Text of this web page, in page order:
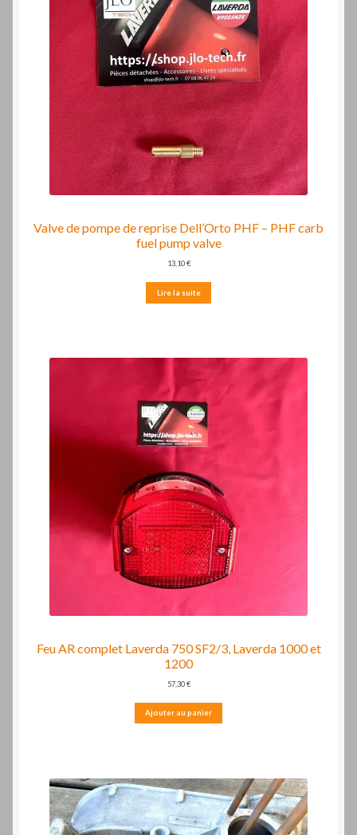
Valve de pompe de reprise Dell’Orto PHF – PHF carb
fuel pump valve
13,10€
Lire la suite
Feu AR complet Laverda 750 SF2/3, Laverda 1000 et
1200
57,30€
Ajouter au panier